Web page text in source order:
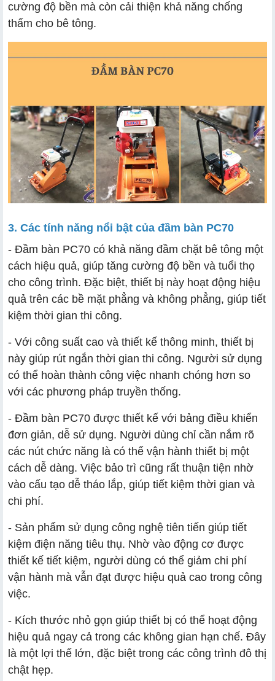
cường độ bền mà còn cải thiện khả năng chống
thấm cho bê tông.
3. Các tính năng nổi bật của đầm bàn PC70
- Đầm bàn PC70 có khả năng đầm chặt bê tông một
cách hiệu quả, giúp tăng cường độ bền và tuổi thọ
cho công trình. Đặc biệt, thiết bị này hoạt động hiệu
quả trên các bề mặt phẳng và không phẳng, giúp tiết
kiệm thời gian thi công.
- Với công suất cao và thiết kế thông minh, thiết bị
này giúp rút ngắn thời gian thi công. Người sử dụng
có thể hoàn thành công việc nhanh chóng hơn so
với các phương pháp truyền thống.
- Đầm bàn PC70 được thiết kế với bảng điều khiển
đơn giản, dễ sử dụng. Người dùng chỉ cần nắm rõ
các nút chức năng là có thể vận hành thiết bị một
cách dễ dàng. Việc bảo trì cũng rất thuận tiện nhờ
vào cấu tạo dễ tháo lắp, giúp tiết kiệm thời gian và
chi phí.
- Sản phẩm sử dụng công nghệ tiên tiến giúp tiết
kiệm điện năng tiêu thụ. Nhờ vào động cơ được
thiết kế tiết kiệm, người dùng có thể giảm chi phí
vận hành mà vẫn đạt được hiệu quả cao trong công
việc.
- Kích thước nhỏ gọn giúp thiết bị có thể hoạt động
hiệu quả ngay cả trong các không gian hạn chế. Đây
là một lợi thế lớn, đặc biệt trong các công trình đô thị
chật hẹp.